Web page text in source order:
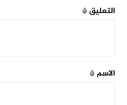
التعليق*
الاسم*